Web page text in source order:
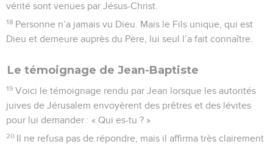
vérité sont venues par Jésus-Christ.
18 Personne n’a jamais vu Dieu. Mais le Fils unique, qui est
Dieu et demeure auprès du Père, lui seul l’a fait connaître.
Le témoignage de Jean-Baptiste
19 Voici le témoignage rendu par Jean lorsque les autorités
juives de Jérusalem envoyèrent des prêtres et des lévites
pour lui demander : « Qui es-tu ? »
20 Il ne refusa pas de répondre, mais il affirma très clairement